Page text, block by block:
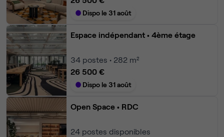
Dispo le 31 août
Espace indépendant • 4ème étage
34 postes • 282 m²
26 500 €
Dispo le 31 août
Open Space • RDC
24 postes disponibles